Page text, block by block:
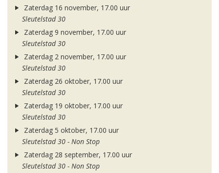
Zaterdag 16 november, 17.00 uur
Sleutelstad 30
Zaterdag 9 november, 17.00 uur
Sleutelstad 30
Zaterdag 2 november, 17.00 uur
Sleutelstad 30
Zaterdag 26 oktober, 17.00 uur
Sleutelstad 30
Zaterdag 19 oktober, 17.00 uur
Sleutelstad 30
Zaterdag 5 oktober, 17.00 uur
Sleutelstad 30 - Non Stop
Zaterdag 28 september, 17.00 uur
Sleutelstad 30 - Non Stop